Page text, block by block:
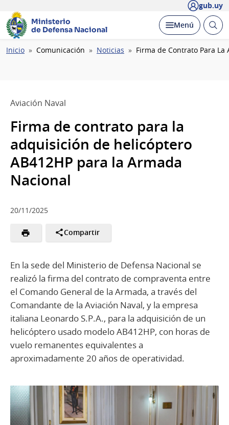
gub.uy
Ministerio
de Defensa Nacional
Desplegar
Menú Abrir
Ruta
Inicio Comunicación Noticias Firma de Contrato Para
Aviación Naval
Firma de contrato para la
adquisición de helicóptero
AB412HP para la Armada
Nacional
20/11/2025
Compartir
En la sede del Ministerio de Defensa Nacional se
realizó la firma del contrato de compraventa entre
el Comando General de la Armada, a través del
Comandante de la Aviación Naval, y la empresa
italiana Leonardo S.P.A., para la adquisición de un
helicóptero usado modelo AB412HP, con horas de
vuelo remanentes equivalentes a
aproximadamente 20 años de operatividad.